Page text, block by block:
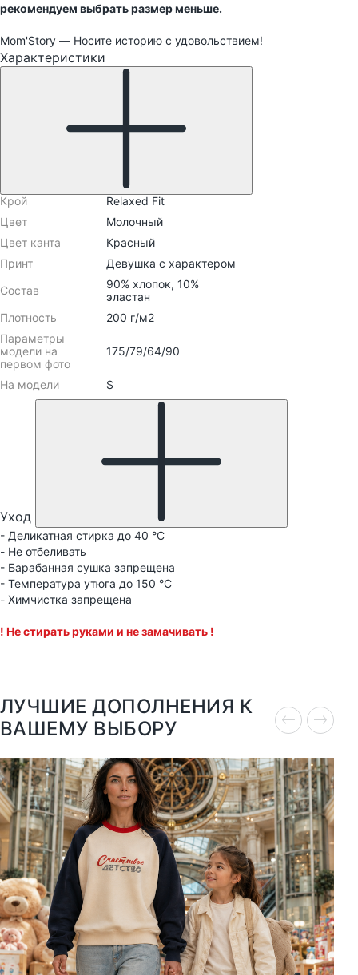
рекомендуем выбрать размер меньше.
Mom'Story — Носите историю с удовольствием!
Характеристики
Крой
Relaxed Fit
Цвет
Молочный
Цвет канта
Красный
Принт
Девушка с характером
Состав
90% хлопок, 10%
эластан
Плотность
200 г/м2
Параметры
модели на
первом фото
175/79/64/90
На модели S
Уход
- Деликатная стирка до 40 °C
- Не отбеливать
- Барабанная сушка запрещена
- Температура утюга до 150 °C
- Химчистка запрещена
! Не стирать руками и не замачивать !
ЛУЧШИЕ ДОПОЛНЕНИЯ К
ВАШЕМУ ВЫБОРУ
XS S M L XL XXL